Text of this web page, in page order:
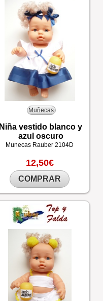
Muñecas
Niña vestido blanco y
azul oscuro
Munecas Rauber2104D
12,50€
COMPRAR